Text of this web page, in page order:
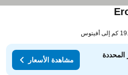
مشاهدة الأسعار
مشاهدة الأسعار